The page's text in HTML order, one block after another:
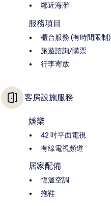
鄰近海灘
服務項目
櫃台服務 (有時間限制)
旅遊諮詢/購票
行李寄放
客房設施服務
娛樂
42 吋平面電視
有線電視頻道
居家配備
恆溫空調
拖鞋